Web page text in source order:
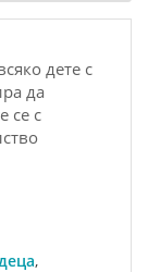
дете с
да
се с
,